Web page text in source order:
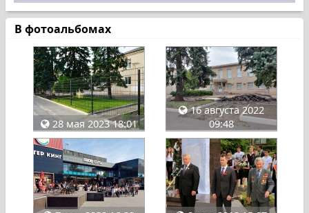
В фотоальбомах
28 мая 2023 18:01
16 августа 2022
09:48